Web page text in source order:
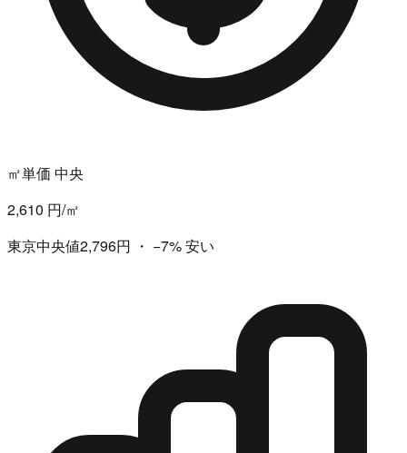
㎡単価 中央
2,610 円/㎡
東京中央値2,796円 ・ −7%安い